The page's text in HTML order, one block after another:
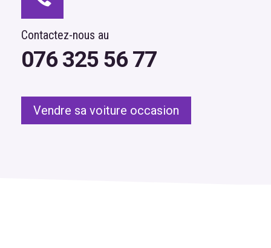
Contactez-nous au
076 325 56 77
Vendre sa voiture occasion